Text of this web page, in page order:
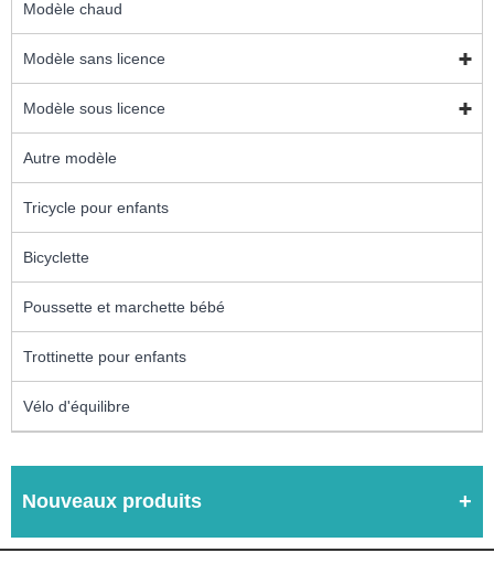
Modèle chaud
Modèle sans licence
Modèle sous licence
Autre modèle
Tricycle pour enfants
Bicyclette
Poussette et marchette bébé
Trottinette pour enfants
Vélo d'équilibre
Nouveaux produits